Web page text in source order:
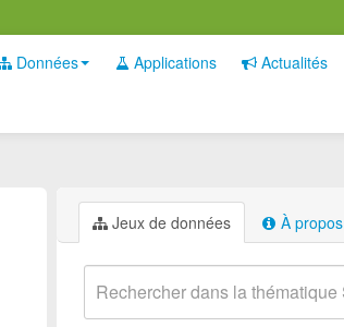
Données Applications Actualités
Jeux de données À propos